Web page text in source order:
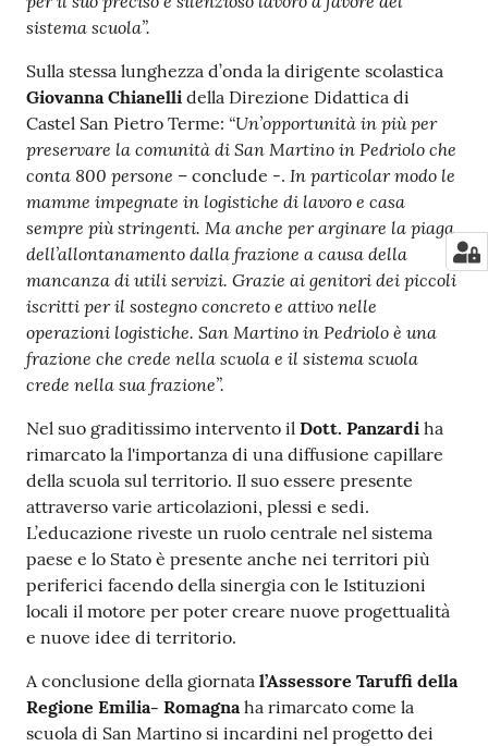
sistema scuola”.
Sulla stessa lunghezza d’onda la dirigente scolastica
Giovanna Chianelli della Direzione Didattica di
Castel San Pietro Terme: “Un’opportunità in più per
preservare la comunità di San Martino in Pedriolo che
conta 800 persone – conclude -. In particolar modo le
mamme impegnate in logistiche di lavoro e casa
sempre più stringenti. Ma anche per arginare la piaga
dell’allontanamento dalla frazione a causa della
mancanza di utili servizi. Grazie ai genitori dei piccoli
iscritti per il sostegno concreto e attivo nelle
operazioni logistiche. San Martino in Pedriolo è una
frazione che crede nella scuola e il sistema scuola
crede nella sua frazione”.
Nel suo graditissimo intervento il Dott. Panzardi ha
rimarcato la l'importanza di una diffusione capillare
della scuola sul territorio. Il suo essere presente
attraverso varie articolazioni, plessi e sedi.
L’educazione riveste un ruolo centrale nel sistema
paese e lo Stato è presente anche nei territori più
periferici facendo della sinergia con le Istituzioni
locali il motore per poter creare nuove progettualità
e nuove idee di territorio.
A conclusione della giornata l’Assessore Taruffi della
Regione Emilia- Romagna ha rimarcato come la
scuola di San Martino si incardini nel progetto dei